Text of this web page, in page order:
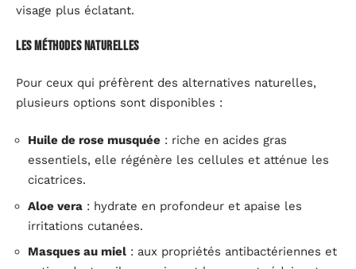
visage plus éclatant.
Les méthodes naturelles
Pour ceux qui préfèrent des alternatives naturelles,
plusieurs options sont disponibles :
Huile de rose musquée : riche en acides gras
essentiels, elle régénère les cellules et atténue les
cicatrices.
Aloe vera : hydrate en profondeur et apaise les
irritations cutanées.
Masques au miel : aux propriétés antibactériennes et